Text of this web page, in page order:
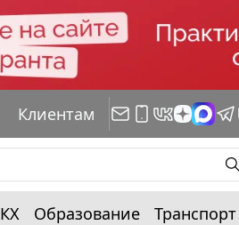
Клиентам
Образование Транспорт